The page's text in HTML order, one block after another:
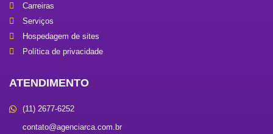
Carreiras
Serviços
Hospedagem de sites
Política de privacidade
ATENDIMENTO
(11) 2677-6252
contato@agenciarca.com.br